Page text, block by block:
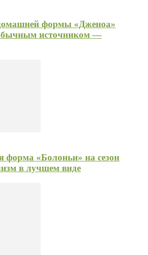
формы «Дженоа»
источником —
форма «Болоньи» на сезон
в лучшем виде